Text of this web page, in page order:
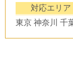
対応エリア
東京 神奈川 千